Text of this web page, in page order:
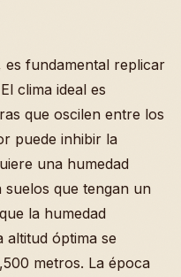
fundamental replicar
clima ideal es
que oscilen entre los
puede inhibir la
una humedad
que tengan un
la humedad
altitud óptima se
metros. La época